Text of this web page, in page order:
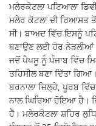
ਮਲੇਰਕੋਟਲਾ ਪਟਿਆਲਾ
ਮਲੇਰ ਕੋਟਲਾ ਦੀ ਰਿਆਸਤ
ਸੀ। ਬਾਅਦ ਵਿੱਚ ਇਸਨੂੰ
ਬਣਾਉਣ ਲਈ ਹੋਰ ਨੇੜਲੀਆਂ
ਜਦੋਂ ਪੈਪਸੂ ਨੂੰ ਪੰਜਾਬ ਵਿੱਚ
ਤਹਿਸੀਲ ਬਣਾ ਦਿੱਤਾ
ਬਰਨਾਲਾ ਜ਼ਿਲ੍ਹੇ, ਪੂਰਬ
ਨਾਲ ਘਿਰਿਆ ਹੋਇਆ ਹੈ।
ਹੈ। ਮਲੇਰਕੋਟਲਾ ਸ਼ਹਿਰ